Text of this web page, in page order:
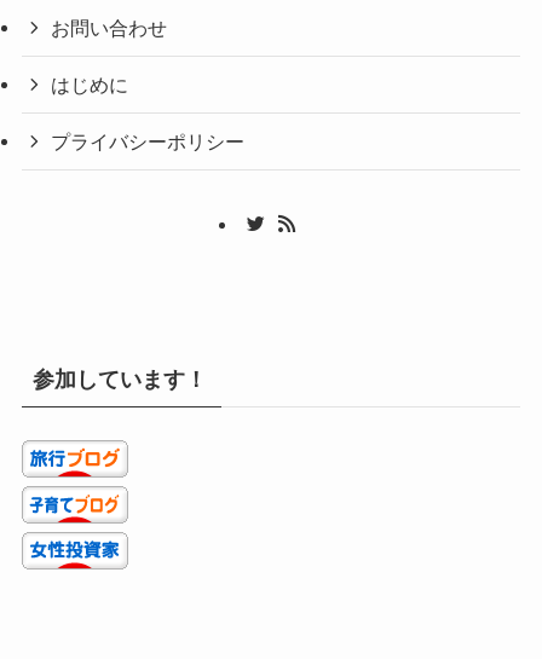
お問い合わせ
はじめに
プライバシーポリシー
参加しています！